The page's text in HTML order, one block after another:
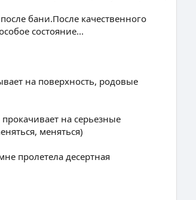
бани.После качественного
состояние...
на поверхность, родовые
на серьезные
меняться)
пролетела десертная